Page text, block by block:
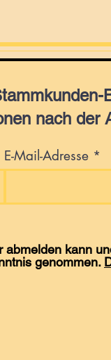
nach der
E-Mail-Adresse
kann
genommen.